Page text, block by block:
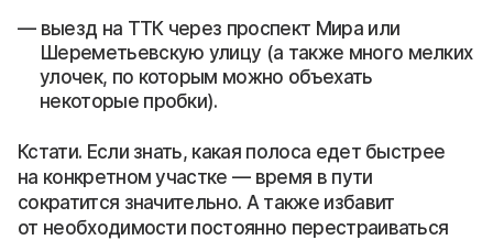
выезд на ТТК через проспект Мира или
Шереметьевскую улицу (а также много мелких
улочек, по которым можно объехать
некоторые пробки).
Кстати. Если знать, какая полоса едет быстрее
на конкретном участке — время в пути
сократится значительно. А также избавит
от необходимости постоянно перестраиваться